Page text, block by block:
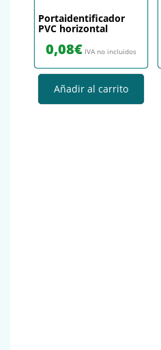
Portaidentificador
PVC horizontal
0,08€ IVA no incluidos
Añadir al carrito